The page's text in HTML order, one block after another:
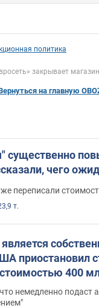
политика
закрывает
на главную
существенно
чего
переписали
т.
приостановил
400
немедленно подаст